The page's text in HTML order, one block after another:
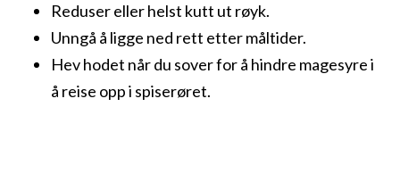
Reduser eller helst kutt ut røyk.
Unngå å ligge ned rett etter måltider.
Hev hodet når du sover for å hindre magesyre i
å reise opp i spiserøret.